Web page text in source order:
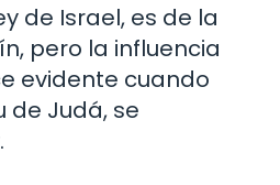
de Israel, es de la
pero la influencia
evidente cuando
de Judá, se